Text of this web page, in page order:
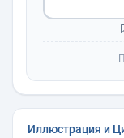
Иллюстрация и